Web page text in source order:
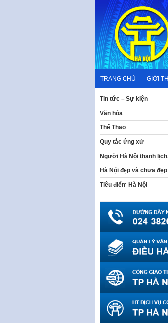
content
TRANG CHỦ GIỚI
Tin tức – Sự kiện
Văn hóa
Thể Thao
Quy tắc ứng xử
Người Hà Nội thanh
Hà Nội đẹp và chưa đẹp
Tiêu điểm Hà Nội